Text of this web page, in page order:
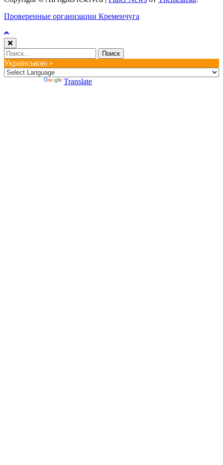
Проверенные организации Кременчуга
Найти:
Українською »
Translate